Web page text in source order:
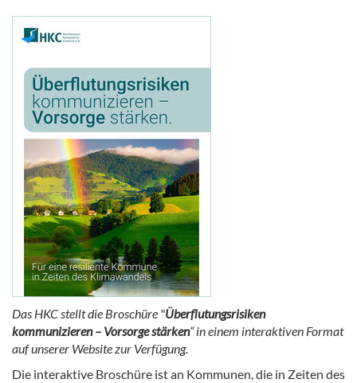
Das HKC stellt die Broschüre "Überflutungsrisiken
kommunizieren – Vorsorge stärken“ in einem interaktiven Format
auf unserer Website zur Verfügung.
Die interaktive Broschüre ist an Kommunen, die in Zeiten des